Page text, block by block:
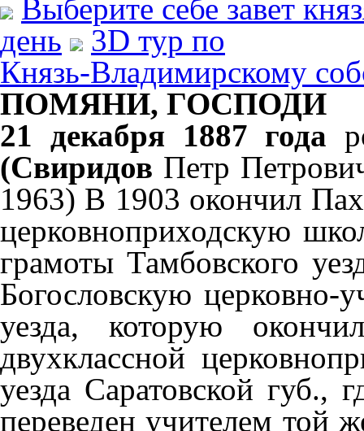
Выберите себе завет
день
3D тур по
Князь-Владимирскому
ПОМЯНИ, ГОСПОДИ
21 декабря 1887 года
(Свиридов Петр
1963) В 1903 окончил
церковноприходскую
грамоты Тамбовского
Богословскую церковно-
уезда, которую
двухклассной
уезда Саратовской губ.,
переведен учителем той